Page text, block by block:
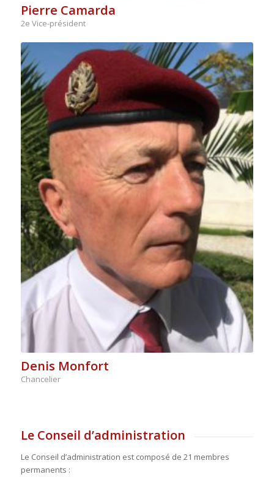
Pierre Camarda
2e Vice-président
Denis Monfort
Chancelier
Le Conseil d’administration
Le Conseil d’administration est composé de 21 membres
permanents :